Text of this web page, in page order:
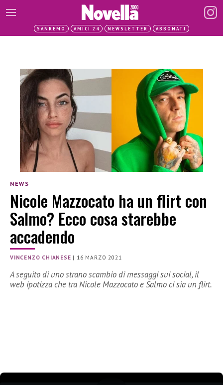
SANREMO AMICI 24 NEWSLETTER ABBONATI
NEWS
Nicole Mazzocato ha un flirt con
Salmo? Ecco cosa starebbe
accadendo
VINCENZO CHIANESE | 16 MARZO 2021
A seguito di uno strano scambio di messaggi sui social, il
web ipotizza che tra Nicole Mazzocato e Salmo ci sia un flirt.